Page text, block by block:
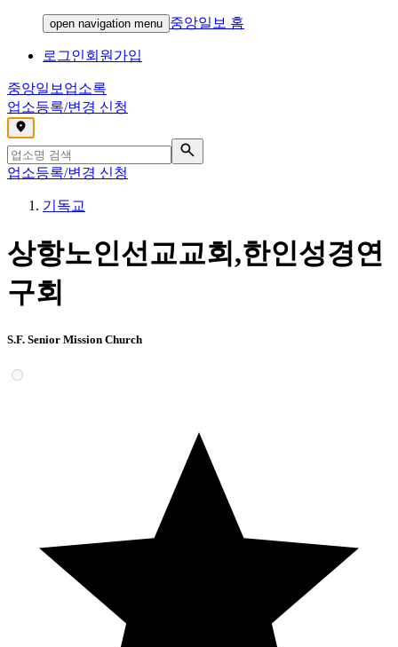
open navigation menu 중앙일보 홈
로그인회원가입
중앙일보 업소록
업소등록/변경 신청
,
업소등록/변경 신청
기독교
상항노인선교교회,한인성경연
구회
S.F. Senior Mission Church